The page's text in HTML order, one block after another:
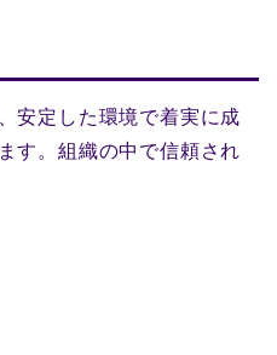
安定した環境で着実に成
す。組織の中で信頼され